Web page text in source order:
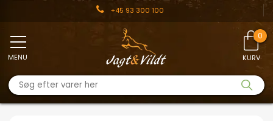
+45 93 300 100
KURV
MENU